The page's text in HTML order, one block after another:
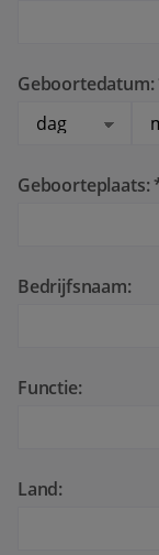
Geboortedatum:
Geboorteplaats:
Bedrijfsnaam:
Functie:
Land: